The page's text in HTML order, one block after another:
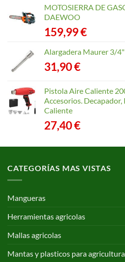
MOTOSIERRA DE
DAEWOO
159,99€
Alargadera Maurer 3/
31,90€
Pistola Aire Caliente
Accesorios.
Caliente
27,40€
CATEGORÍAS MAS VISTAS
Mangueras
Herramientas agricolas
Mallas agricolas
Mantas y plasticos para agricultura